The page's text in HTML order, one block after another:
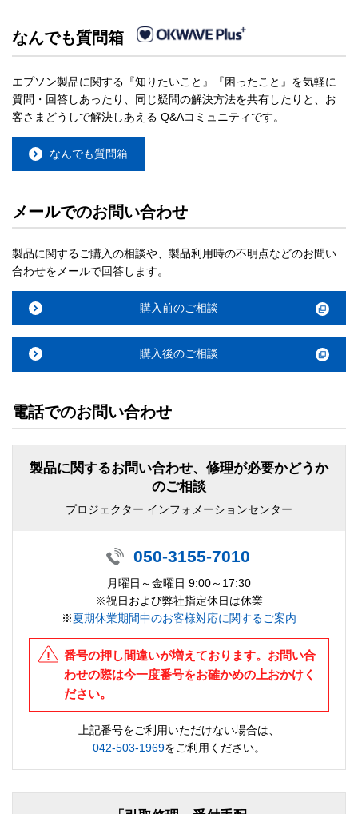
なんでも質問箱
エプソン製品に関する『知りたいこと』『困ったこと』を気軽に
質問・回答しあったり、同じ疑問の解決方法を共有したりと、お
客さまどうしで解決しあえる Q&Aコミュニティです。
なんでも質問箱
メールでのお問い合わせ
製品に関するご購入の相談や、製品利用時の不明点などのお問い
合わせをメールで回答します。
購入前のご相談
購入後のご相談
電話でのお問い合わせ
製品に関するお問い合わせ、修理が必要かどうか
のご相談
プロジェクター インフォメーションセンター
050-3155-7010
月曜日～金曜日 9:00～17:30
※祝日および弊社指定休日は休業
※夏期休業期間中のお客様対応に関するご案内
番号の押し間違いが増えております。お問い合
わせの際は今一度番号をお確かめの上おかけく
ださい。
上記番号をご利用いただけない場合は、
042-503-1969をご利用ください。